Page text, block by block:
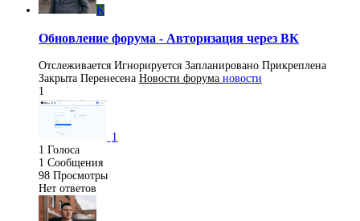
K
Обновление форума - Авторизация через ВК
Отслеживается Игнорируется Запланировано Прикреплена
Закрыта Перенесена Новости форума новости
1
1
1 Голоса
1 Сообщения
98 Просмотры
Нет ответов